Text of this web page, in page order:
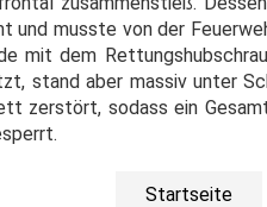
und musste von der
mit dem
stand aber massiv unter
zerstört, sodass ein
Startseite